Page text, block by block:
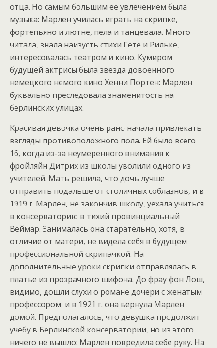
отца. Но самым большим ее увлечением была
музыка: Марлен училась играть на скрипке,
фортепьяно и лютне, пела и танцевала. Много
читала, знала наизусть стихи Гете и Рильке,
интересовалась театром и кино. Кумиром
будущей актрисы была звезда довоенного
немецкого немого кино Хенни Портен: Марлен
буквально преследовала знаменитость на
берлинских улицах.
Красивая девочка очень рано начала привлекать
взгляды противоположного пола. Ей было всего
16, когда из-за неумеренного внимания к
фройляйн Дитрих из школы уволили одного из
учителей. Мать решила, что дочь лучше
отправить подальше от столичных соблазнов, и в
1919 г. Марлен, не закончив школу, уехала учиться
в консерваторию в тихий провинциальный
Веймар. Занималась она старательно, хотя, в
отличие от матери, не видела себя в будущем
профессиональной скрипачкой. На
дополнительные уроки скрипки отправлялась в
платье из прозрачного шифона. До фрау фон Лош,
видимо, дошли слухи о романе дочери с женатым
профессором, и в 1921 г. она вернула Марлен
домой. Предполагалось, что девушка продолжит
учебу в Берлинской консерватории, но из этого
ничего не вышло: Марлен повредила себе руку. На